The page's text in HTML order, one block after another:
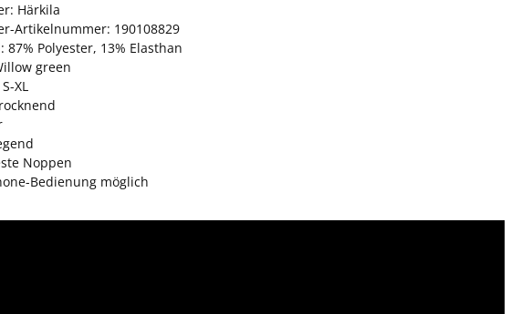
Härkila
Artikelnummer: 190108829
87% Polyester, 13% Elasthan
green
XL
Noppen
Bedienung möglich